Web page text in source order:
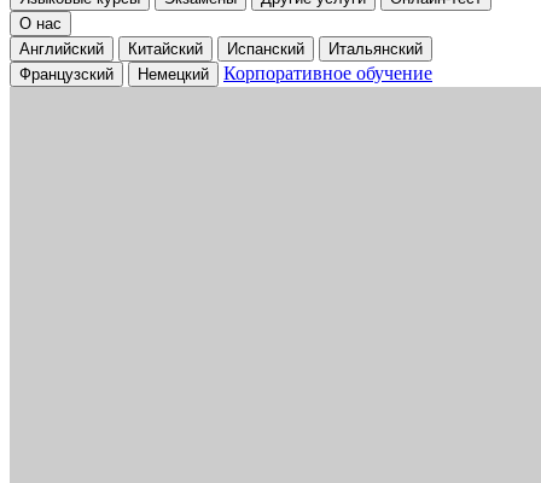
О нас
Английский
Китайский Испанский
Итальянский
Французский
Немецкий Корпоративное обучение